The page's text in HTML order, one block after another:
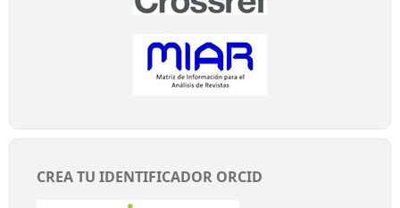
CREA TU IDENTIFICADOR ORCID